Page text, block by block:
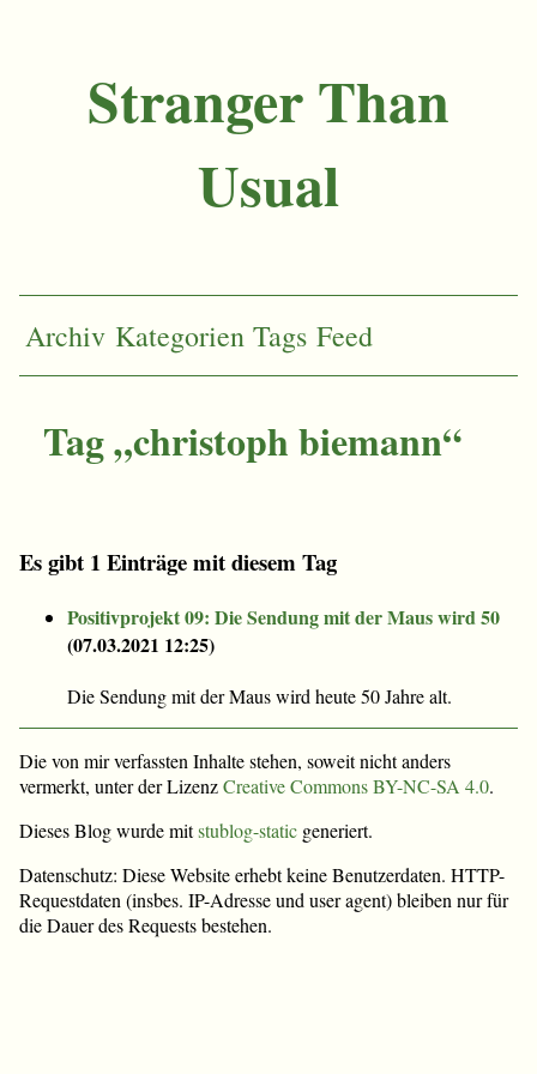
Stranger Than
Usual
Archiv Kategorien Tags Feed
Tag „christoph biemann“
Es gibt 1 Einträge mit diesem Tag
Positivprojekt 09: Die Sendung mit der Maus wird 50
(07.03.2021 12:25)
Die Sendung mit der Maus wird heute 50 Jahre alt.
Die von mir verfassten Inhalte stehen, soweit nicht anders
vermerkt, unter der LizenzCreative Commons BY-NC-SA 4.0.
Dieses Blog wurde mitstublog-static generiert.
Datenschutz: Diese Website erhebt keine Benutzerdaten. HTTP-
Requestdaten (insbes. IP-Adresse und user agent) bleiben nur für
die Dauer des Requests bestehen.